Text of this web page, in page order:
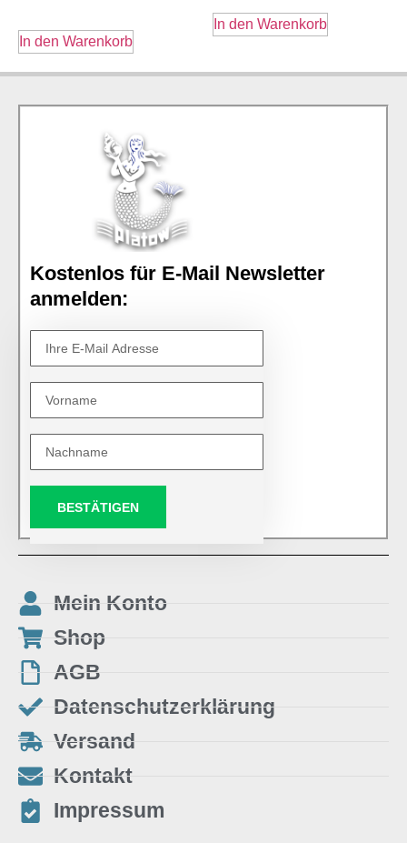
In den Warenkorb
In den Warenkorb
Kostenlos für E-Mail Newsletter
anmelden:
BESTÄTIGEN
Mein Konto
Shop
AGB
Datenschutzerklärung
Versand
Kontakt
Impressum